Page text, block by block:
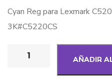
Cyan Reg para Lexmark
3K#C5220CS
AÑADIR